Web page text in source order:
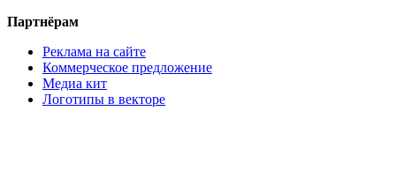
Партнёрам
Реклама на сайте
Коммерческое предложение
Медиа кит
Логотипы в векторе